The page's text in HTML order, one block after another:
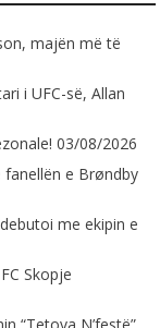
majën më të
i UFC-së, Allan
03/08/2026
e Brøndby
me ekipin e
Skopje